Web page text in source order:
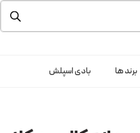
برند ها بادی اسپلش